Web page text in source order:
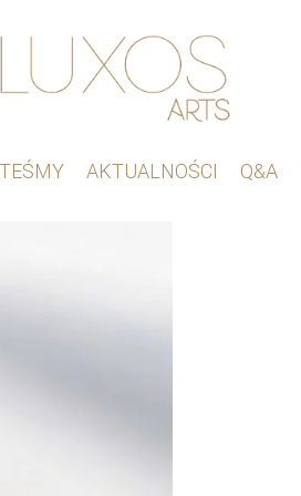
AKTUALNOŚCI Q&A